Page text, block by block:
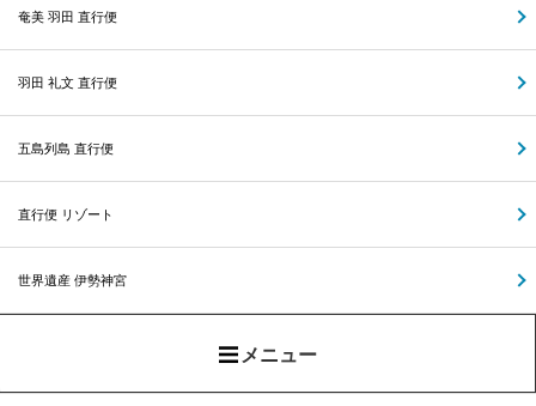
奄美 羽田 直行便
羽田 礼文 直行便
五島列島 直行便
直行便 リゾート
世界遺産 伊勢神宮
メニュー